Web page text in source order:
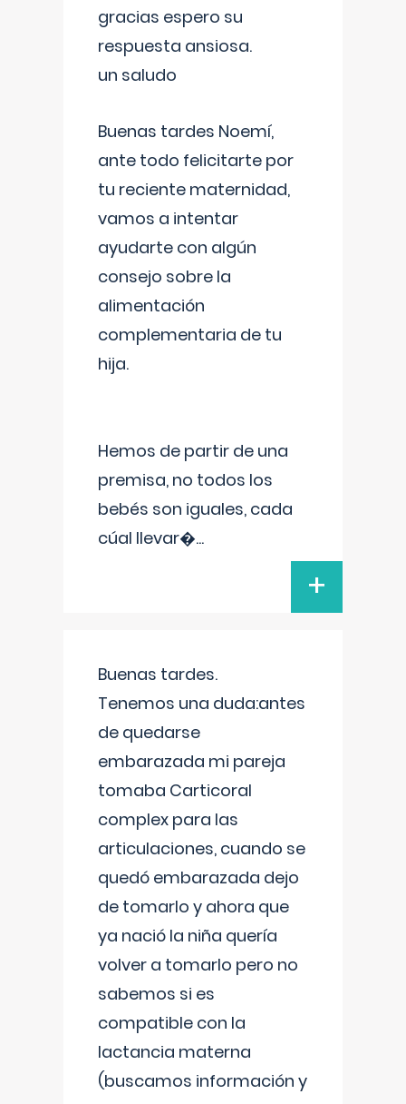
gracias espero su
respuesta ansiosa.
un saludo
Buenas tardes Noemí,
ante todo felicitarte por
tu reciente maternidad,
vamos a intentar
ayudarte con algún
consejo sobre la
alimentación
complementaria de tu
hija.
Hemos de partir de una
premisa, no todos los
bebés son iguales, cada
cúal llevar�...
+
Buenas tardes.
Tenemos una duda:antes
de quedarse
embarazada mi pareja
tomaba Carticoral
complex para las
articulaciones, cuando se
quedó embarazada dejo
de tomarlo y ahora que
ya nació la niña quería
volver a tomarlo pero no
sabemos si es
compatible con la
lactancia materna
(buscamos información y